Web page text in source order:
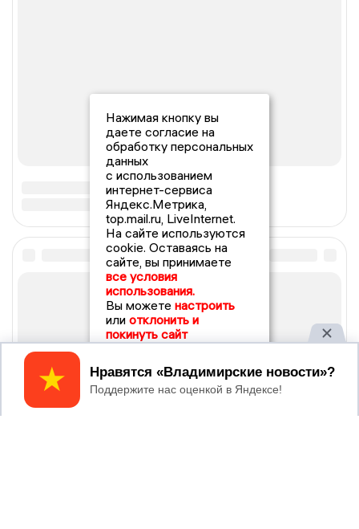
Нажимая кнопку вы
даете согласие на
обработку персональных
данных
с использованием
интернет-сервиса
Яндекс.Метрика,
top.mail.ru, LiveInternet.
На сайте используются
cookie. Оставаясь на
сайте, вы принимаете
все условия
использования.
Вы можете настроить
или отклонить и
покинуть сайт
Принять